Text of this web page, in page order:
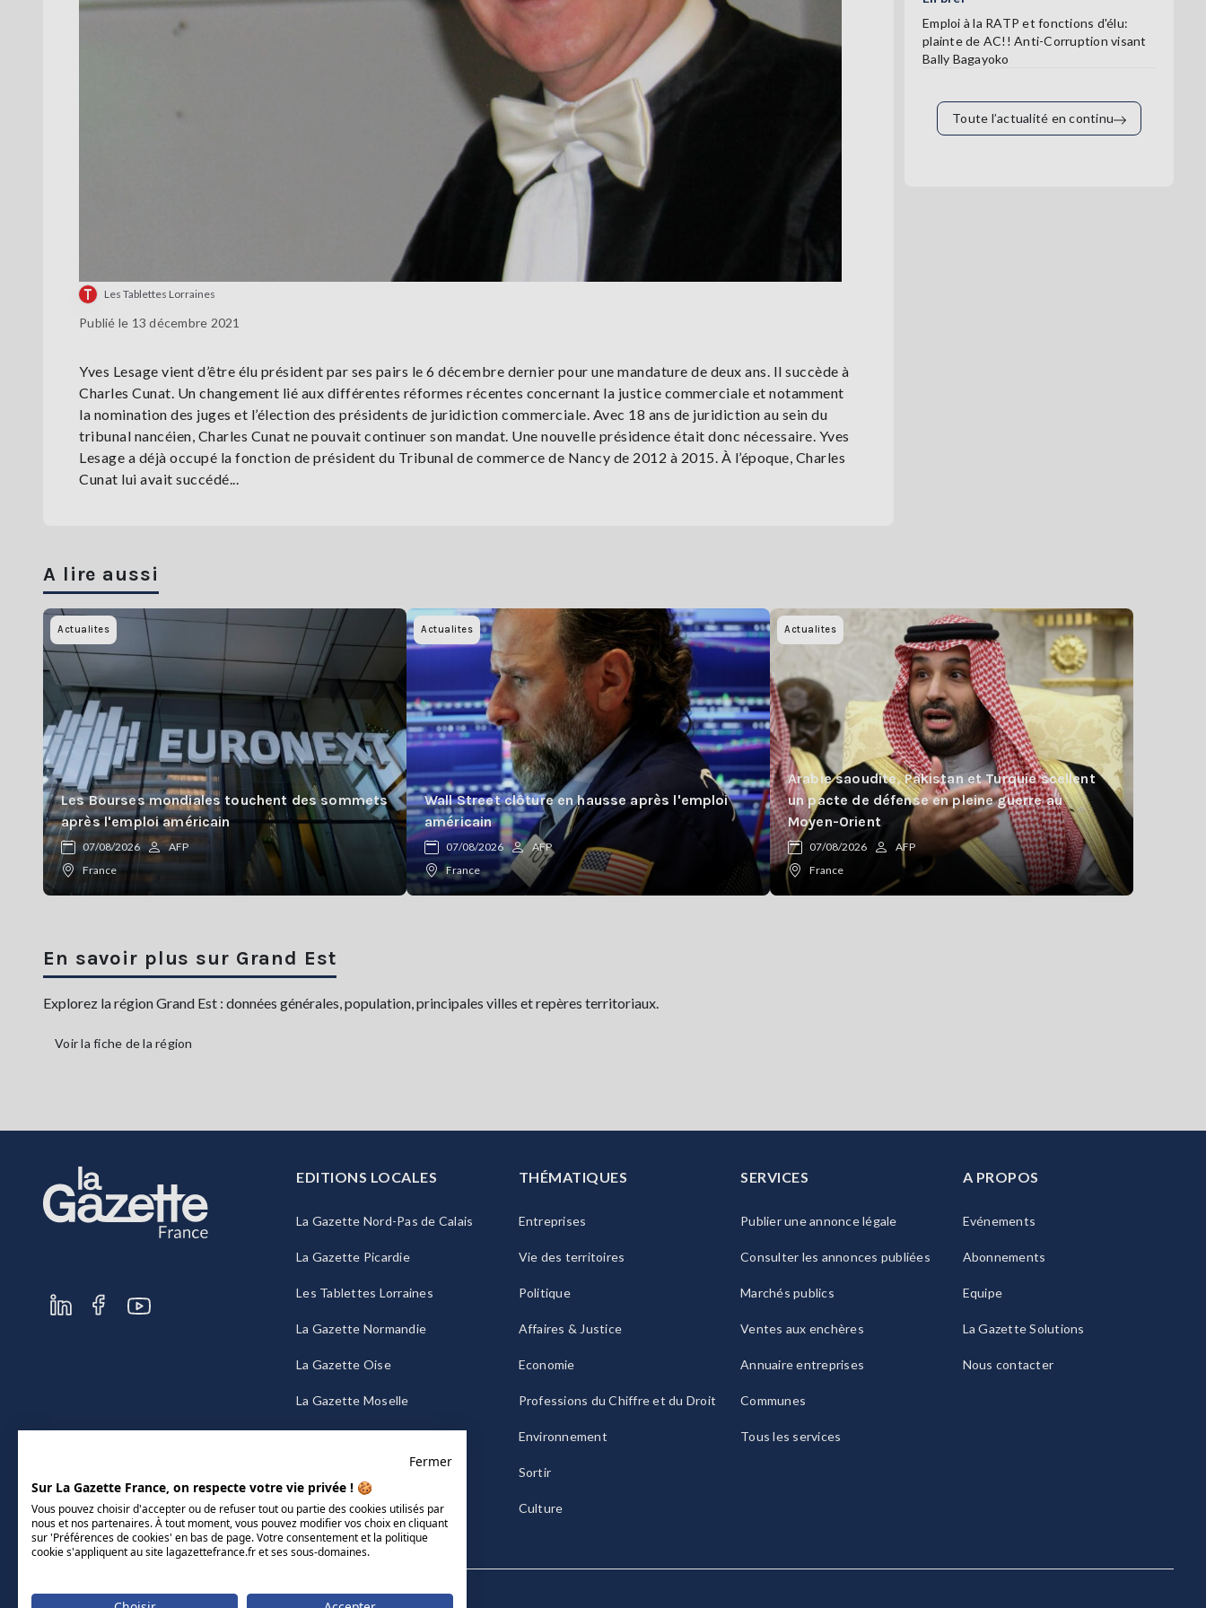
Les Tablettes Lorraines
Publié le 13 décembre 2021
Yves Lesage vient d’être élu président par ses pairs le 6 décembre dernier pour une mandature de deux ans. Il succède à
Charles Cunat. Un changement lié aux différentes réformes récentes concernant la justice commerciale et notamment
la nomination des juges et l’élection des présidents de juridiction commerciale. Avec 18 ans de juridiction au sein du
tribunal nancéien, Charles Cunat ne pouvait continuer son mandat. Une nouvelle présidence était donc nécessaire. Yves
Lesage a déjà occupé la fonction de président du Tribunal de commerce de Nancy de 2012 à 2015. À l’époque, Charles
Cunat lui avait succédé...
Emploi à la RATP et fonctions d'élu:
plainte de AC!! Anti-Corruption visant
Bally Bagayoko
Toute l’actualité en continu
A lire aussi
Actualites
Les Bourses mondiales touchent des sommets
après l'emploi américain
07/08/2026
AFP
France
Actualites
Wall Street clôture en hausse après l'emploi
américain
07/08/2026
AFP
France
Actualites
Arabie saoudite, Pakistan et Turquie scellent
un pacte de défense en pleine guerre au
Moyen-Orient
07/08/2026
AFP
France
En savoir plus sur Grand Est
Explorez la région Grand Est : données générales, population, principales villes et repères territoriaux.
Voir la fiche de la région
EDITIONS LOCALES
La Gazette Nord-Pas de Calais
La Gazette Picardie
Les Tablettes Lorraines
La Gazette Normandie
La Gazette Oise
La Gazette Moselle
THÉMATIQUES
Entreprises
Vie des territoires
Politique
Affaires & Justice
Economie
Professions du Chiffre et du Droit
Environnement
Sortir
Culture
SERVICES
Publier une annonce légale
Consulter les annonces publiées
Marchés publics
Ventes aux enchères
Annuaire entreprises
Communes
Tous les services
A PROPOS
Evénements
Abonnements
Equipe
La Gazette Solutions
Nous contacter
Fermer
Sur La Gazette France, on respecte votre vie privée ! 🍪
Vous pouvez choisir d'accepter ou de refuser tout ou partie des cookies utilisés par
nous et nos partenaires. À tout moment, vous pouvez modifier vos choix en cliquant
sur 'Préférences de cookies' en bas de page. Votre consentement et la politique
cookie s'appliquent au site lagazettefrance.fr et ses sous-domaines.